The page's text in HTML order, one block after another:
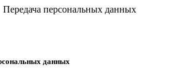
Передача персональных данных
данных